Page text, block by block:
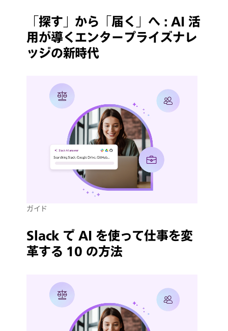
「探す」から「届く」へ : AI 活
用が導くエンタープライズナレ
ッジの新時代
ガイド
Slack で AI を使って仕事を変
革する 10 の方法